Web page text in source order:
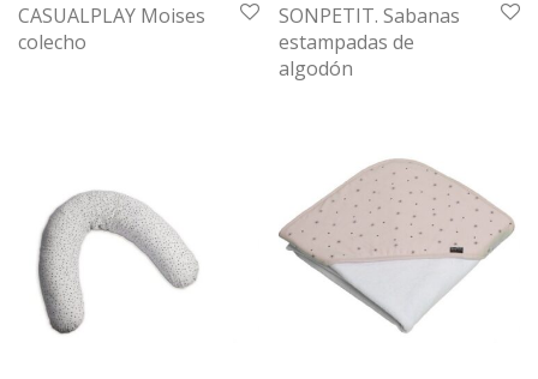
CASUALPLAY Moises
colecho
SONPETIT. Sabanas
estampadas de
algodón